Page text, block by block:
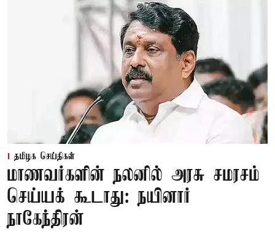
தமிழக செய்திகள்
மாணவர்களின் நலனில் அரசு சமரசம்
செய்யக் கூடாது: நயினார்
நாகேந்திரன்